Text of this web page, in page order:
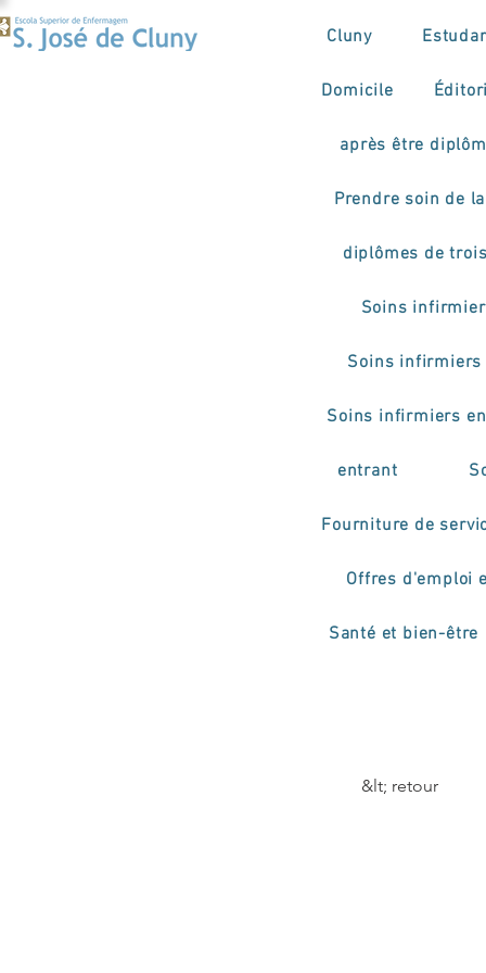
Cluny Estudar
Domicile
après être
Prendre soin de
diplômes de
Soins
Soins infirmiers
Soins infirmiers
entrant
Fourniture de
Offres d'emploi
Santé et bien-être
&lt; retour